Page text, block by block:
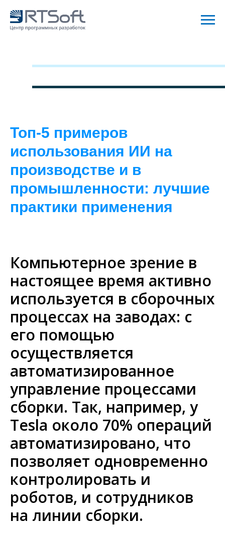
Топ-5 примеров
использования ИИ на
производстве и в
промышленности: лучшие
практики применения
Компьютерное зрение в
настоящее время активно
используется в сборочных
процессах на заводах: с
его помощью
осуществляется
автоматизированное
управление процессами
сборки. Так, например, у
Tesla около 70% операций
автоматизировано, что
позволяет одновременно
контролировать и
роботов, и сотрудников
на линии сборки.